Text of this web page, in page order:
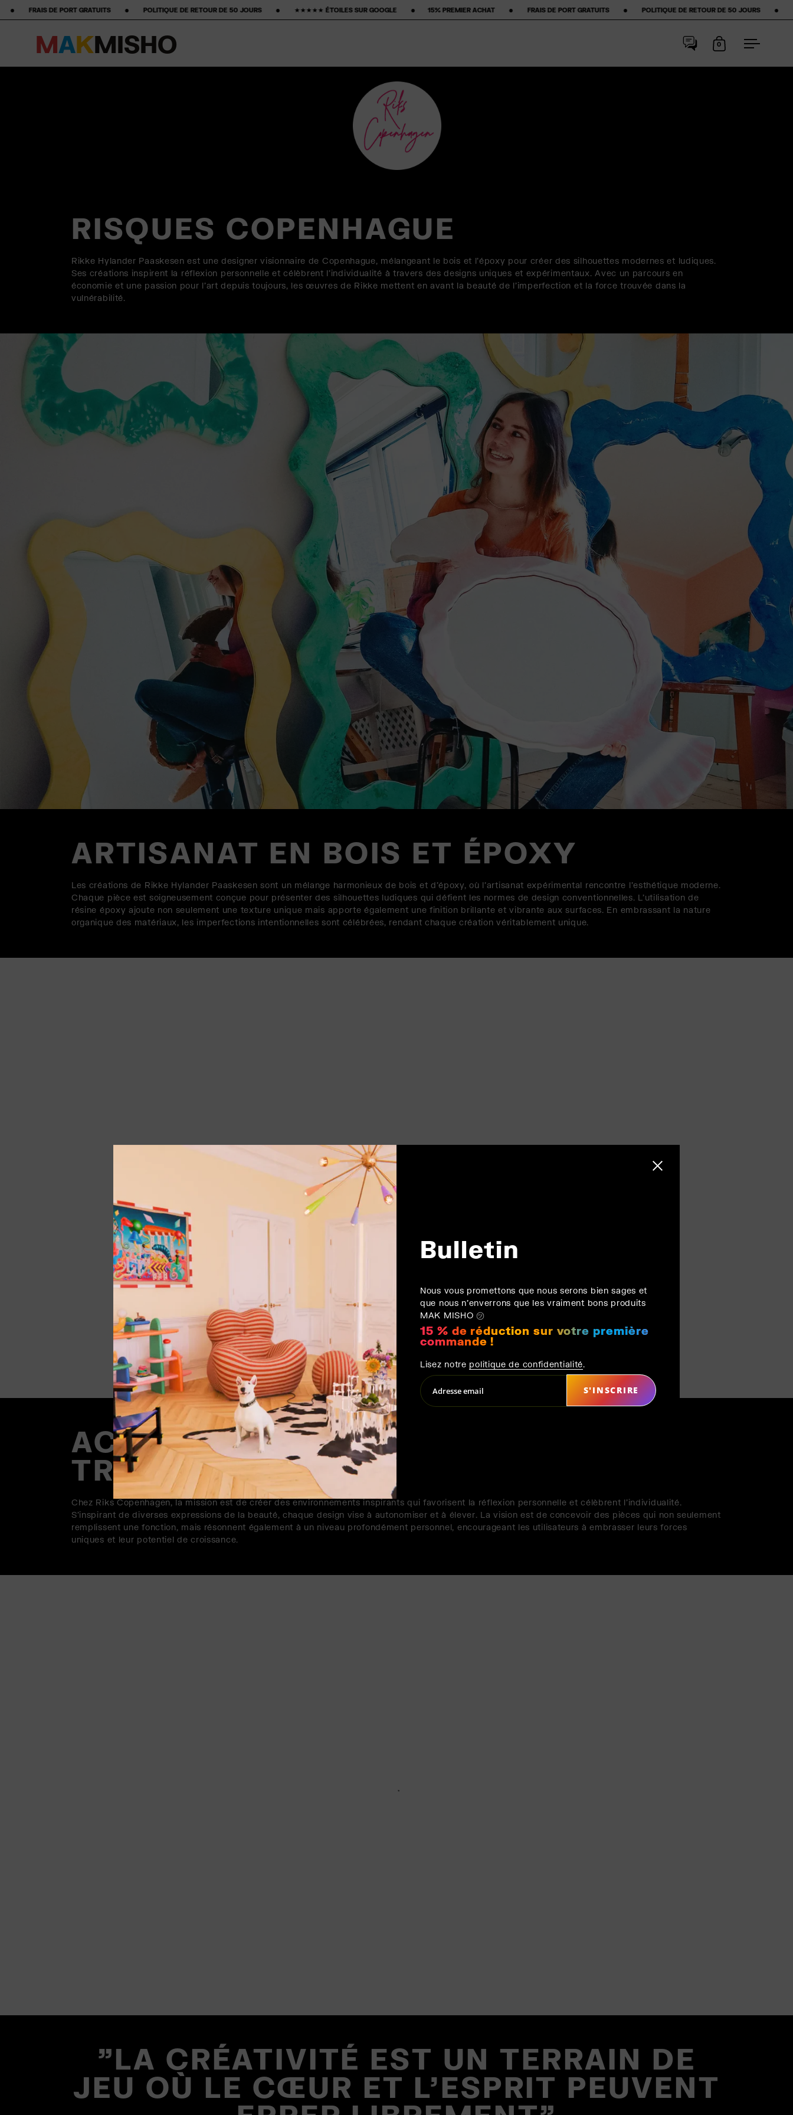
DE RETOUR DE 50 JOURS ‎ ‎ ‎ ‎ ‎ ‎ ‎ •‎ ‎ ‎ ‎ ‎ ‎ ‎ ‎ ★★★★★ ÉTOILES SUR GOOGLE ‎ ‎ ‎ ‎ ‎ ‎ ‎ •‎ ‎ ‎ ‎ ‎ ‎ ‎ ‎15% PREMIER ACHAT‎ ‎ ‎ ‎ ‎ ‎ ‎ ‎ •‎ ‎ ‎ ‎ ‎ ‎ ‎ ‎ FRAIS DE PORT GRATUITS ‎ ‎ ‎ ‎ ‎ ‎ ‎ •‎ ‎ ‎ ‎ ‎ ‎ ‎ ‎ POLITIQUE DE RETOUR DE 50 JOURS ‎ ‎ ‎ ‎ ‎ ‎ ‎ •‎ ‎ ‎ ‎ ‎ ‎ ‎ ‎ ★★★★★ ÉTOILES SUR GOOGLE ‎ ‎ ‎ ‎ ‎ ‎ ‎ •‎
MAKMISHO Ouvrir le panier
0
Ouvrir le
RISQUES COPENHAGUE
Rikke Hylander Paaskesen est une designer visionnaire de Copenhague, mélangeant le bois et l'époxy pour créer des silhouettes modernes et ludiques.
Ses créations inspirent la réflexion personnelle et célèbrent l'individualité à travers des designs uniques et expérimentaux. Avec un parcours en
économie et une passion pour l'art depuis toujours, les œuvres de Rikke mettent en avant la beauté de l'imperfection et la force trouvée dans la
vulnérabilité.
ARTISANAT EN BOIS ET ÉPOXY
Les créations de Rikke Hylander Paaskesen sont un mélange harmonieux de bois et d'époxy, où l'artisanat expérimental rencontre l'esthétique moderne.
Chaque pièce est soigneusement conçue pour présenter des silhouettes ludiques qui défient les normes de design conventionnelles. L'utilisation de
résine époxy ajoute non seulement une texture unique mais apporte également une finition brillante et vibrante aux surfaces. En embrassant la nature
organique des matériaux, les imperfections intentionnelles sont célébrées, rendant chaque création véritablement unique.
ACCUEILLIR L'INDIVIDUALITÉ À
TRAVERS LE DESIGN
Chez Riks Copenhagen, la mission est de créer des environnements inspirants qui favorisent la réflexion personnelle et célèbrent l'individualité.
S'inspirant de diverses expressions de la beauté, chaque design vise à autonomiser et à élever. La vision est de concevoir des pièces qui non seulement
remplissent une fonction, mais résonnent également à un niveau profondément personnel, encourageant les utilisateurs à embrasser leurs forces
uniques et leur potentiel de croissance.
"LA CRÉATIVITÉ EST UN TERRAIN DE
JEU OÙ LE CŒUR ET L'ESPRIT PEUVENT
Bulletin
Nous vous promettons que nous serons bien sages et
que nous n'enverrons que les vraiment bons produits
MAK MISHO ㋡
15 % de réduction sur votre première
commande !
Lisez notre politique de confidentialité.
S'INSCRIRE
Fermer la barre latérale